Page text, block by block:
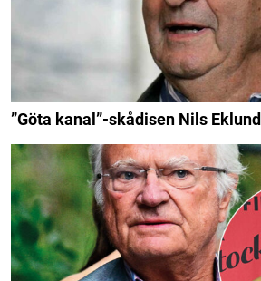
”Göta kanal”-skådisen Nils